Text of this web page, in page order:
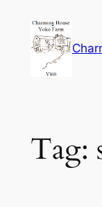
content
Tag: